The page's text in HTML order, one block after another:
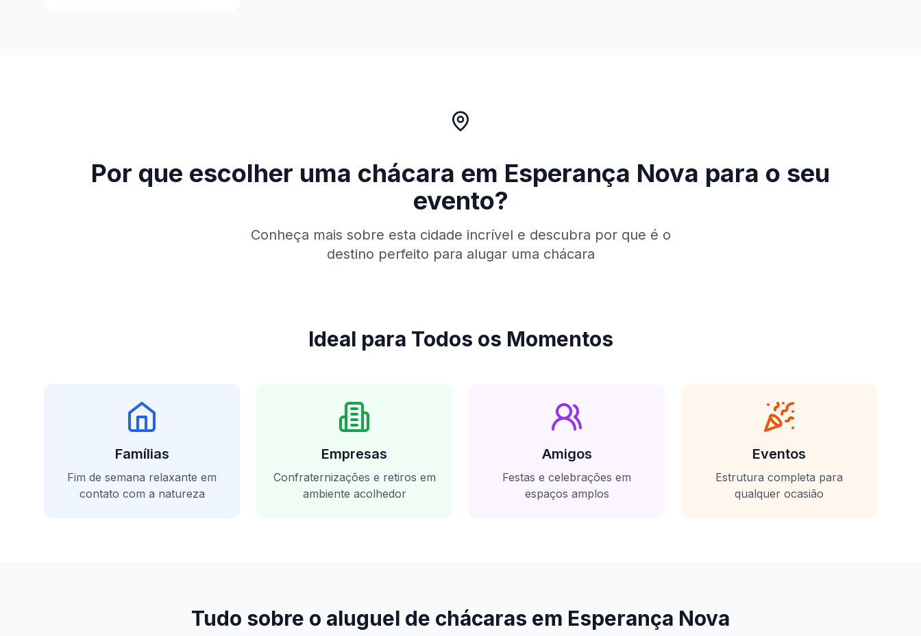
Por que escolher uma chácara em Esperança Nova para o seu
evento?
Conheça mais sobre esta cidade incrível e descubra por que é o
destino perfeito para alugar uma chácara
Ideal para Todos os Momentos
Famílias
Fim de semana relaxante em
contato com a natureza
Empresas
Confraternizações e retiros em
ambiente acolhedor
Amigos
Festas e celebrações em
espaços amplos
Eventos
Estrutura completa para
qualquer ocasião
Tudo sobre o aluguel de chácaras em Esperança Nova